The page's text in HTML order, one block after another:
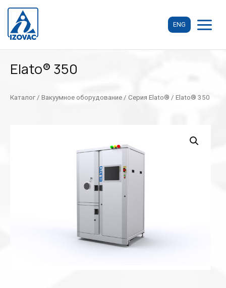
содержимому
ENG
MAIN
MENU
Elato® 350
Каталог/ Вакуумное оборудование / Серия Elato® / Elato® 350